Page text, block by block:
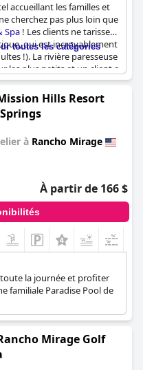
accueillant les familles et
cherchez pas plus loin que
Spa ! Les clients ne tarissent
qui est incroyablement
!). La rivière paresseuse
les plus petits et un client a
toute la journée à s'y
maintenance sur l'un des
"parc aquatique"
une rivière lente et
l'ensemble, la piscine
l'Omni Rancho Las Palmas
aux familles
toutes les catégories
Hills Resort
à Rancho Mirage
À partir de 166 $
la journée et profiter
familiale Paradise Pool de
Mirage Golf